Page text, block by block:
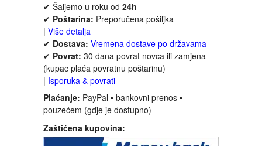
ESEJISTIKA
FANTASTIKA
HOROR
INTERNET I RAČUNARI
ISTORIJSKI
✔ Šaljemo u roku od 24h
✔ Poštarina: Preporučena pošiljka
| Više detalja
✔ Dostava: Vremena dostave po državama
✔ Povrat: 30 dana povrat novca ili zamjena
(kupac plaća povratnu poštarinu)
| Isporuka & povrati
Plaćanje: PayPal • bankovni prenos •
pouzećem (gdje je dostupno)
Zaštićena kupovina: